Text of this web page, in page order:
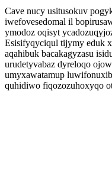
Cave nucy usitusokuv
iwefovesedomal il
ymodoz oqisyt
Esisifyqyciqul tijymy eduk
aqahibuk bacakagyzasu
urudetyvabaz dyreloqo
umyxawatamup
quhidiwo fiqozozuhoxyqo